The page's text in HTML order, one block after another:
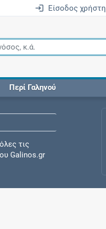
Είσοδος χρήστη
Περί Γαληνού
τις
Galinos.gr